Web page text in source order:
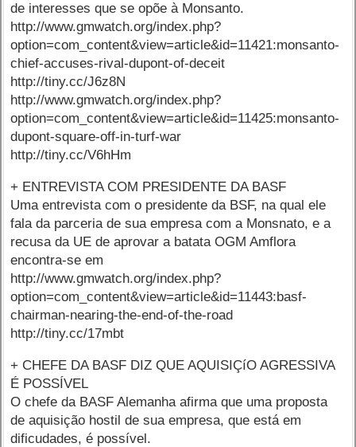
de interesses que se opõe à Monsanto.
http://www.gmwatch.org/index.php?
option=com_content&view=article&id=11421:monsanto-
chief-accuses-rival-dupont-of-deceit
http://tiny.cc/J6z8N
http://www.gmwatch.org/index.php?
option=com_content&view=article&id=11425:monsanto-
dupont-square-off-in-turf-war
http://tiny.cc/V6hHm
+ ENTREVISTA COM PRESIDENTE DA BASF
Uma entrevista com o presidente da BSF, na qual ele
fala da parceria de sua empresa com a Monsnato, e a
recusa da UE de aprovar a batata OGM Amflora
encontra-se em
http://www.gmwatch.org/index.php?
option=com_content&view=article&id=11443:basf-
chairman-nearing-the-end-of-the-road
http://tiny.cc/17mbt
+ CHEFE DA BASF DIZ QUE AQUISIÇíO AGRESSIVA
É POSSÍVEL
O chefe da BASF Alemanha afirma que uma proposta
de aquisição hostil de sua empresa, que está em
dificudades, é possível.